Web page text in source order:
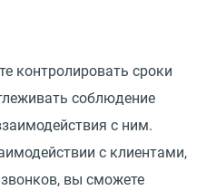
контролировать сроки
соблюдение
с ним.
с клиентами,
вы сможете